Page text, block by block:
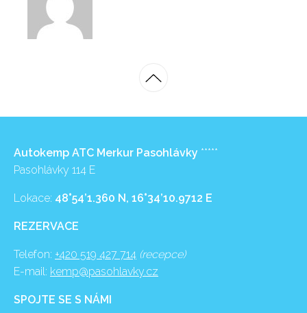
Autokemp ATC Merkur Pasohlávky *****
Pasohlávky 114 E
Lokace: 48°54’1.360 N, 16°34’10.9712 E
REZERVACE
Telefon: +420 519 427 714 (recepce)
E-mail: kemp@pasohlavky.cz
SPOJTE SE S NÁMI